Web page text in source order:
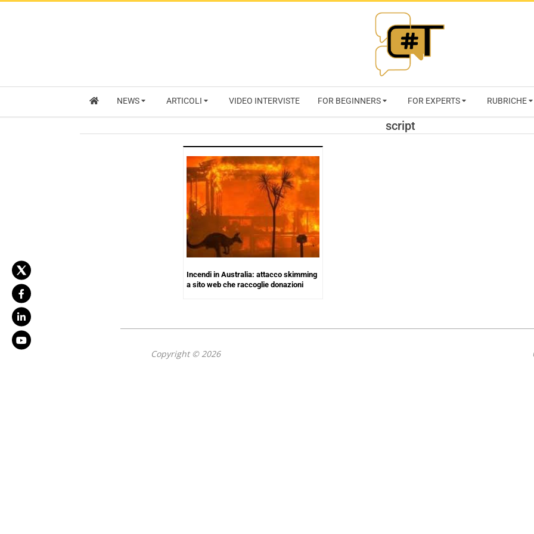
RIVISTA
NEWS ARTICOLI VIDEO INTERVISTE FOR BEGINNERS FOR EXPERTS RUBRICHE
script
Incendi in Australia: attacco skimming
a sito web che raccoglie donazioni
Copyright © 2026